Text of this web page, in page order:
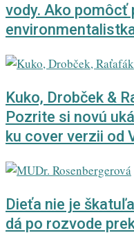
vody. Ako pomôcť
Kuko, Drobček &
Pozrite si novú
ku cover verzii od
Dieťa nie je
dá po rozvode